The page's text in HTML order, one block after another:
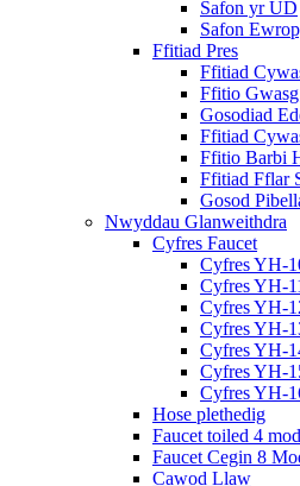
Safon yr UD
Safon
Ffitiad Pres
Ffitiad
Ffitio
Gosodiad
Ffitiad
Ffitio Barbi
Ffitiad Fflar
Gosod
Nwyddau Glanweithdra
Cyfres Faucet
Cyfres YH-
Cyfres YH-
Cyfres YH-
Cyfres YH-
Cyfres YH-
Cyfres YH-
Cyfres YH-
Hose plethedig
Faucet toiled 4
Faucet Cegin 8
Cawod Llaw